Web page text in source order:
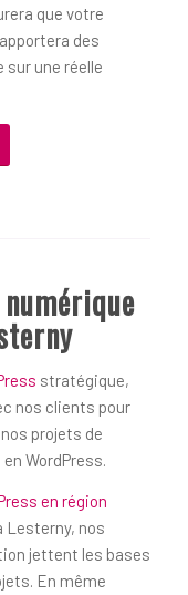
que votre
des
une réelle
stratégique,
nos clients pour
projets de
WordPress.
en région
Lesterny, nos
jettent les bases
En même